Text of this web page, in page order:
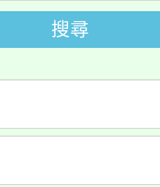
學年度學生
新住民語歌
學年度第
師甄選結果(
學年度第
師甄選結果(
化大學推廣
溝通分析基
搜尋